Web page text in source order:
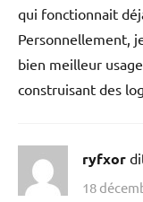
qui fonctionnait
Personnellement,
bien meilleur
construisant des
ryfxor
18